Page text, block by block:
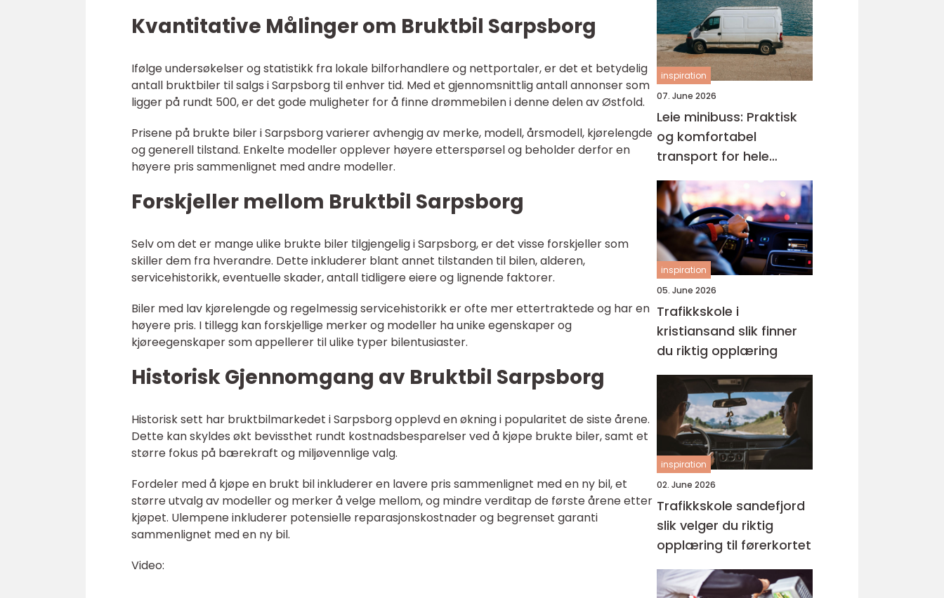
Kvantitative Målinger om Bruktbil Sarpsborg
Ifølge undersøkelser og statistikk fra lokale bilforhandlere og nettportaler, er det et betydelig
antall bruktbiler til salgs i Sarpsborg til enhver tid. Med et gjennomsnittlig antall annonser som
ligger på rundt 500, er det gode muligheter for å finne drømmebilen i denne delen av Østfold.
Prisene på brukte biler i Sarpsborg varierer avhengig av merke, modell, årsmodell, kjørelengde
og generell tilstand. Enkelte modeller opplever høyere etterspørsel og beholder derfor en
høyere pris sammenlignet med andre modeller.
Forskjeller mellom Bruktbil Sarpsborg
Selv om det er mange ulike brukte biler tilgjengelig i Sarpsborg, er det visse forskjeller som
skiller dem fra hverandre. Dette inkluderer blant annet tilstanden til bilen, alderen,
servicehistorikk, eventuelle skader, antall tidligere eiere og lignende faktorer.
Biler med lav kjørelengde og regelmessig servicehistorikk er ofte mer ettertraktede og har en
høyere pris. I tillegg kan forskjellige merker og modeller ha unike egenskaper og
kjøreegenskaper som appellerer til ulike typer bilentusiaster.
Historisk Gjennomgang av Bruktbil Sarpsborg
Historisk sett har bruktbilmarkedet i Sarpsborg opplevd en økning i popularitet de siste årene.
Dette kan skyldes økt bevissthet rundt kostnadsbesparelser ved å kjøpe brukte biler, samt et
større fokus på bærekraft og miljøvennlige valg.
Fordeler med å kjøpe en brukt bil inkluderer en lavere pris sammenlignet med en ny bil, et
større utvalg av modeller og merker å velge mellom, og mindre verditap de første årene etter
kjøpet. Ulempene inkluderer potensielle reparasjonskostnader og begrenset garanti
sammenlignet med en ny bil.
Video:
inspiration
07. June 2026
Leie minibuss: Praktisk
og komfortabel
transport for hele
gruppen
inspiration
05. June 2026
Trafikkskole i
kristiansand slik finner
du riktig opplæring
inspiration
02. June 2026
Trafikkskole sandefjord
slik velger du riktig
opplæring til førerkortet